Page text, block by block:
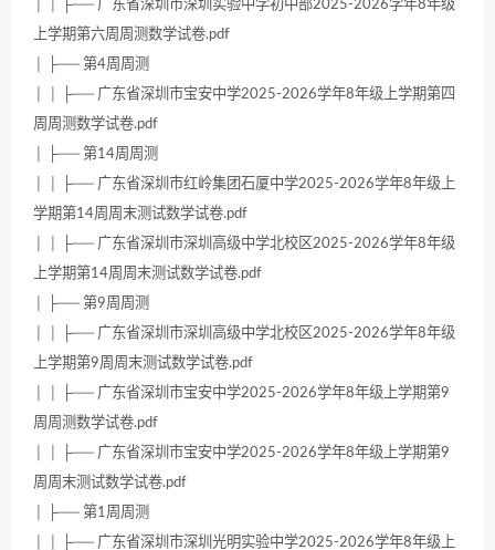
│ │ ├── 广东省深圳市深圳实验中学初中部2025-2026学年8年级
上学期第六周周测数学试卷.pdf
│ ├── 第4周周测
│ │ ├── 广东省深圳市宝安中学2025-2026学年8年级上学期第四
周周测数学试卷.pdf
│ ├── 第14周周测
│ │ ├── 广东省深圳市红岭集团石厦中学2025-2026学年8年级上
学期第14周周末测试数学试卷.pdf
│ │ ├── 广东省深圳市深圳高级中学北校区2025-2026学年8年级
上学期第14周周末测试数学试卷.pdf
│ ├── 第9周周测
│ │ ├── 广东省深圳市深圳高级中学北校区2025-2026学年8年级
上学期第9周周末测试数学试卷.pdf
│ │ ├── 广东省深圳市宝安中学2025-2026学年8年级上学期第9
周周测数学试卷.pdf
│ │ ├── 广东省深圳市宝安中学2025-2026学年8年级上学期第9
周周末测试数学试卷.pdf
│ ├── 第1周周测
│ │ ├── 广东省深圳市深圳光明实验中学2025-2026学年8年级上